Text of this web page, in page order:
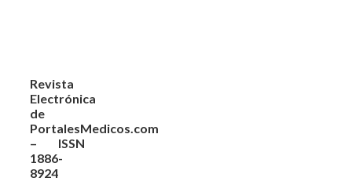
Revista
Electrónica
de
PortalesMedicos.com
– ISSN
1886-
8924